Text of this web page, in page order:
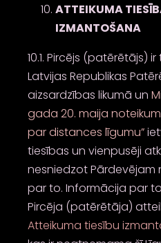
ATTEIKUMA
IZMANTOŠANA
10.1. Pircējs (patērētājs)
Latvijas Republikas
aizsardzības likumā un
gada 20. maija
par distances līgumu”
tiesības un vienpusēji
nesniedzot
par to. Informācija par
Pircēja (patērētāja)
Atteikuma tiesību